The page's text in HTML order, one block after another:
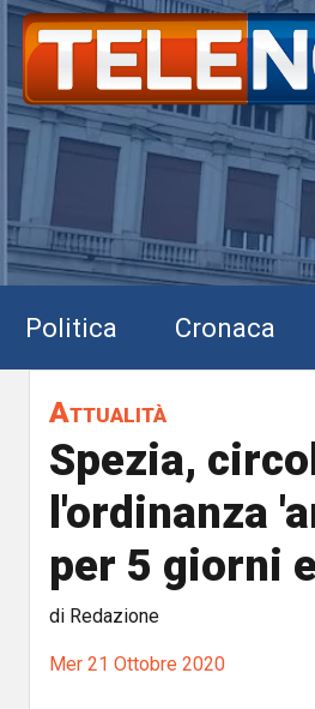
Politica Cronaca
Attualità
Spezia,
l'ordinanza
per 5 giorni
di Redazione
Mer 21 Ottobre 2020